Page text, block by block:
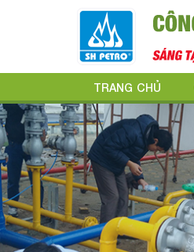
TRANG CHỦ